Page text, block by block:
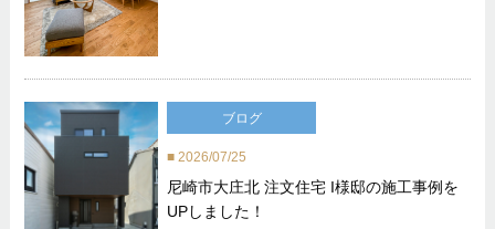
ブログ
2026/07/25
尼崎市大庄北 注文住宅 I様邸の施工事例を
UPしました！